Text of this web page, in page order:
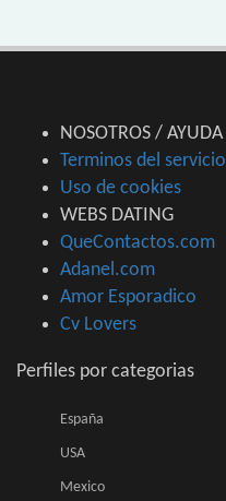
NOSOTROS / AYUDA
Terminos del servicio
Uso de cookies
WEBS DATING
QueContactos.com
Adanel.com
Amor Esporadico
Cv Lovers
Perfiles por categorias
España
USA
Mexico